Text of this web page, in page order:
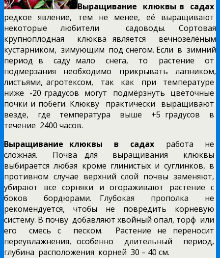
Выращивание клюквы в садах
редкое явление, тем не менее, её выращивают
некоторые любители садоводы. Сортовая
крупноплодная клюква является вечнозелёным
кустарником, зимующим под снегом. Если в зимний
период в саду мало снега, то растение от
подмерзания
необходимо прикрывать лапником,
листьями, агротексом, так как при температуре
ниже -20 градусов могут подмёрзнуть цветочные
почки и побеги. Клюкву практически выращивают
везде, где температура выше +5 градусов в
течение 2400 часов.
Выращивание клюквы в садах работа не
сложная. Почва для выращивания клюквы
выбирается любая кроме глинистых и суглинков, в
противном случае верхний слой почвы заменяют,
убирают все сорняки и огораживают растение с
боков бордюрами. Глубокая прополка не
рекомендуется, чтобы не повредить корневую
систему. В почву добавляют хвойный опал, торф или
его смесь с песком. Растение не переносит
переувлажнения, особенно длительный период,
глубина расположения корней 30 – 40 см.